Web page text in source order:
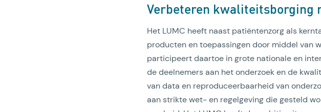
Verbeteren kwaliteitsborging
Het LUMC heeft naast patiëntenzorg als
producten en toepassingen door middel van
participeert daartoe in grote nationale en
de deelnemers aan het onderzoek en de
van data en reproduceerbaarheid van
aan strikte wet- en regelgeving die gesteld